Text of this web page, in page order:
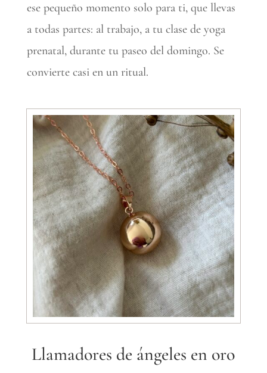
ese pequeño momento solo para ti, que llevas
a todas partes: al trabajo, a tu clase de yoga
prenatal, durante tu paseo del domingo. Se
convierte casi en un ritual.
Llamadores de ángeles en oro